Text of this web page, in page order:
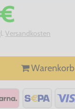
Versandkosten
Warenkorb